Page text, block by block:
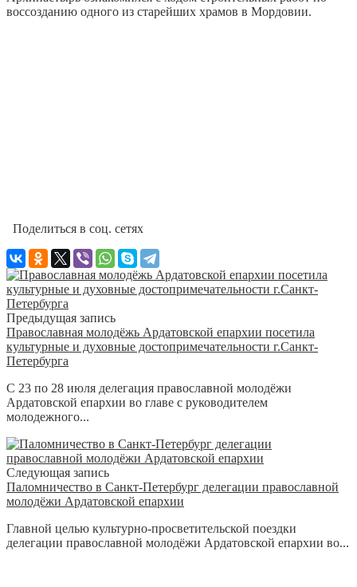
воссозданию одного из старейших храмов в Мордовии.
Поделиться в соц. сетях
Предыдущая запись
Православная молодёжь Ардатовской епархии посетила
культурные и духовные достопримечательности г.Санкт-
Петербурга
С 23 по 28 июля делегация православной молодёжи
Ардатовской епархии во главе с руководителем
молодежного...
Следующая запись
Паломничество в Санкт-Петербург делегации православной
молодёжи Ардатовской епархии
Главной целью культурно-просветительской поездки
делегации православной молодёжи Ардатовской епархии во...